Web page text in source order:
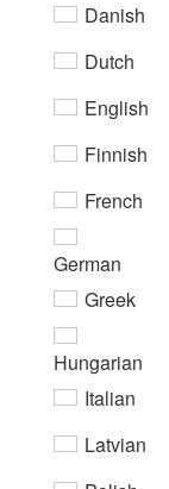
Danish
Dutch
English
Finnish
French
German
Greek
Hungarian
Italian
Latvian